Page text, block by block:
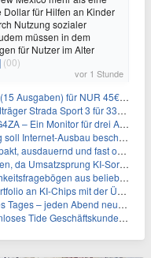
für Hilfen an Kinder
Nutzung sozialer
müssen in dem
für Nutzer im Alter
(00)
vor 1 Stunde
für NUR 45€ (statt 198€)
Strada Sport 3 für 337,48€
Monitor für drei Arten von Spielen
Internet-Ausbau beschleunigen
und fast ohne Falte
Umsatzsprung KI-Sorgen dämpft
beliebigen Texten und sagt Antworten voraus
Chips mit der Übernahme von Taalas
Abend neue Deals zum Stöbern
Tide Geschäftskundenkonto